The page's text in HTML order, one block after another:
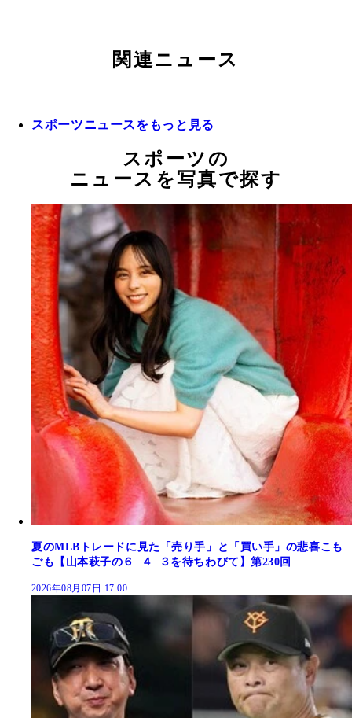
関連ニュース
スポーツニュースをもっと見る
スポーツの
ニュースを写真で探す
夏のMLBトレードに見た「売り手」と「買い手」の悲喜こも
ごも【山本萩子の６−４−３を待ちわびて】第230回
2026年08月07日 17:00